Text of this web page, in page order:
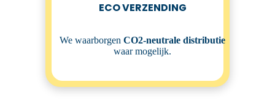
ECO VERZENDING
We waarborgen CO2-neutrale distributie
waar mogelijk.